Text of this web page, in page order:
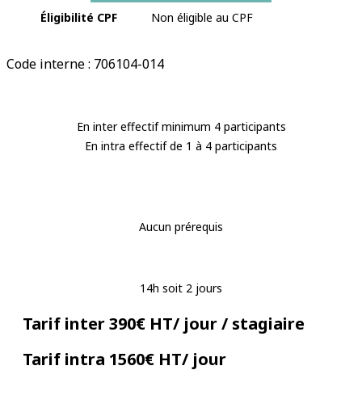
Éligibilité CPF Non éligible au CPF
Code interne : 706104-014
En inter effectif minimum 4 participants
En intra effectif de 1 à 4 participants
Aucun prérequis
14h soit 2 jours
Tarif inter 390€ HT/ jour / stagiaire
Tarif intra 1560€ HT/ jour